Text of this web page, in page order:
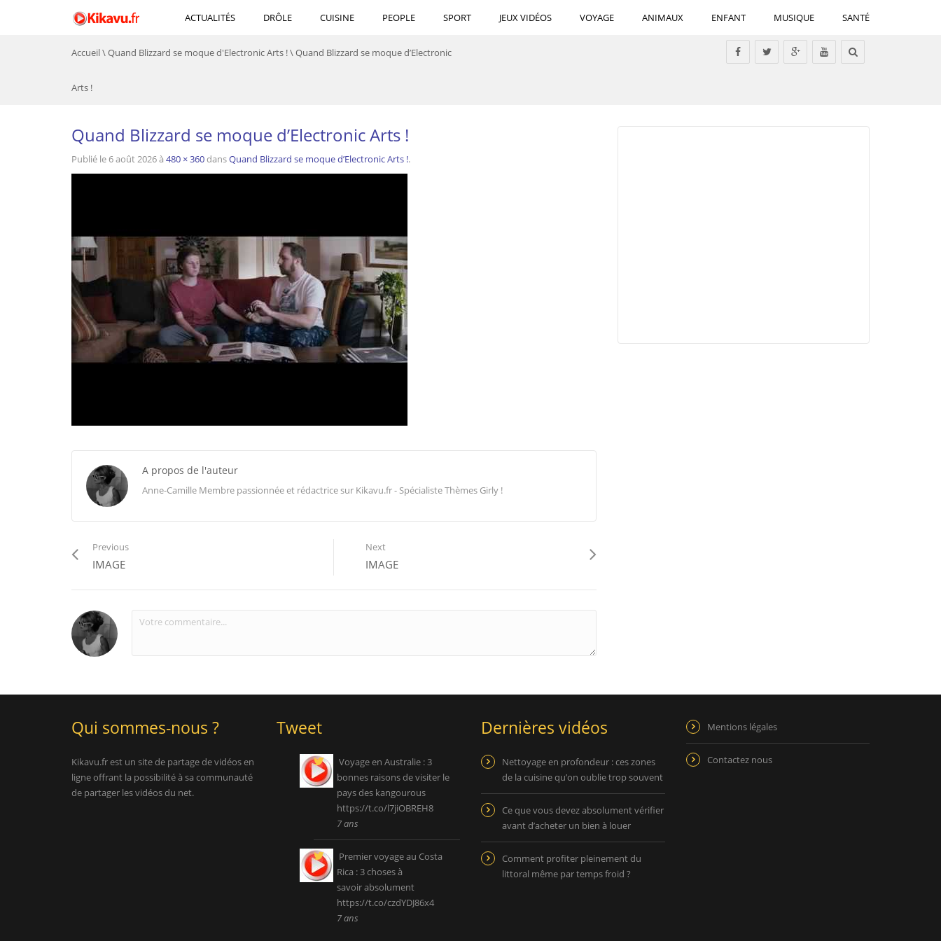
ACTUALITÉS DRÔLE CUISINE PEOPLE SPORT JEUX VIDÉOS VOYAGE ANIMAUX ENFANT MUSIQUE SANTÉ
Accueil\Quand Blizzard se moque d'Electronic Arts !\Quand Blizzard se moque d’Electronic
Arts !
Quand Blizzard se moque d’Electronic Arts !
Publié le6 août 2026à 480 × 360dansQuand Blizzard se moque d’Electronic Arts !.
A propos de l'auteur
Anne-Camille Membre passionnée et rédactrice sur Kikavu.fr - Spécialiste Thèmes Girly !
Previous
IMAGE
Next
IMAGE
Qui sommes-nous ?
Kikavu.fr est un site de partage de vidéos en
ligne offrant la possibilité à sa communauté
de partager les vidéos du net.
Tweet
Voyage en Australie : 3
bonnes raisons de visiter le
pays des kangourous
https://t.co/l7jiOBREH8
7 ans
Premier voyage au Costa
Rica : 3 choses à
savoir absolument
https://t.co/czdYDJ86x4
7 ans
Dernières vidéos
Nettoyage en profondeur : ces zones
de la cuisine qu’on oublie trop souvent
Ce que vous devez absolument vérifier
avant d’acheter un bien à louer
Comment profiter pleinement du
littoral même par temps froid ?
Mentions légales
Contactez nous